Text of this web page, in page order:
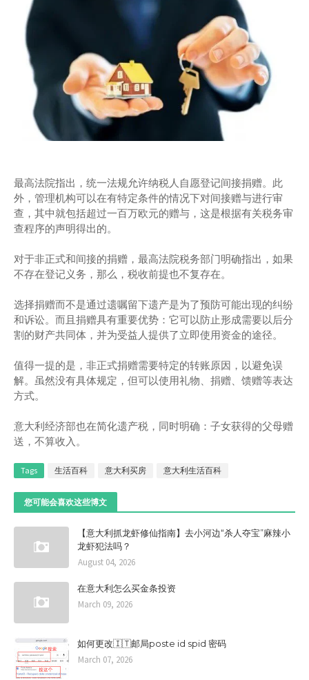
最高法院指出，统一法规允许纳税人自愿登记间接捐赠。此
外，管理机构可以在有特定条件的情况下对间接赠与进行审
查，其中就包括超过一百万欧元的赠与，这是根据有关税务审
查程序的声明得出的。
对于非正式和间接的捐赠，最高法院税务部门明确指出，如果
不存在登记义务，那么，税收前提也不复存在。
选择捐赠而不是通过遗嘱留下遗产是为了预防可能出现的纠纷
和诉讼。而且捐赠具有重要优势：它可以防止形成需要以后分
割的财产共同体，并为受益人提供了立即使用资金的途径。
值得一提的是，非正式捐赠需要特定的转账原因，以避免误
解。虽然没有具体规定，但可以使用礼物、捐赠、馈赠等表达
方式。
意大利经济部也在简化遗产税，同时明确：子女获得的父母赠
送，不算收入。
Tags 生活百科 意大利买房 意大利生活百科
您可能会喜欢这些博文
【意大利抓龙虾修仙指南】去小河边“杀人夺宝”麻辣小
龙虾犯法吗？
August 04, 2026
在意大利怎么买金条投资
March 09, 2026
如何更改🇮🇹邮局poste id spid 密码
March 07, 2026